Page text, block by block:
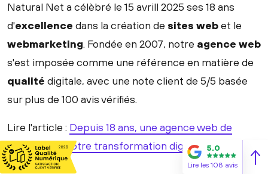
Natural Net a célèbré le 15 avrill 2025 ses 18 ans
d'excellence dans la création de sites webet le
webmarketing. Fondée en 2007, notre agence web
s'est imposée comme une référence en matière de
qualité digitale, avec une note client de 5/5 basée
sur plus de 100 avis vérifiés.
Lire l'article : Depuis 18 ans, une agence web de
qualité pour votre transformation digitale
5.0
Lire les 108 avis